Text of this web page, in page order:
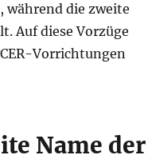
während die zweite
Auf diese Vorzüge
Vorrichtungen
Name der